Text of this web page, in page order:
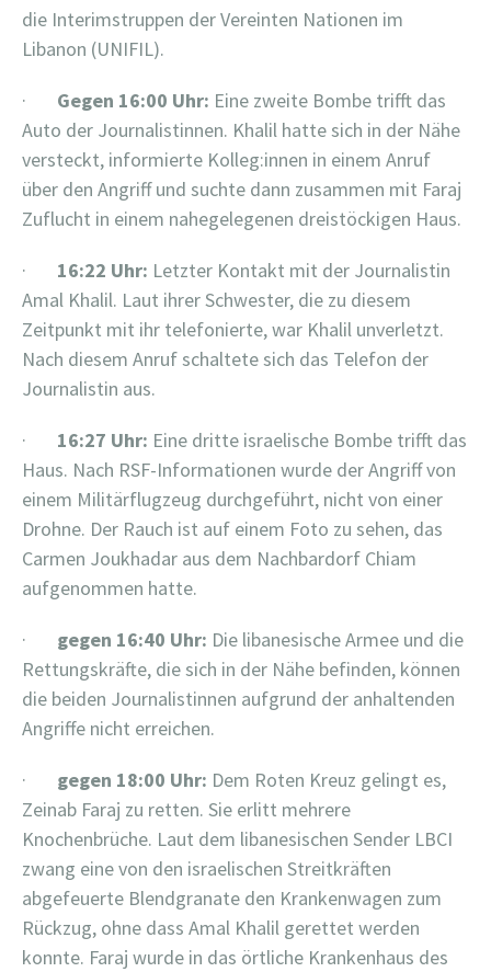
die Interimstruppen der Vereinten Nationen im
Libanon (UNIFIL).
· Gegen 16:00 Uhr: Eine zweite Bombe trifft das
Auto der Journalistinnen. Khalil hatte sich in der Nähe
versteckt, informierte Kolleg:innen in einem Anruf
über den Angriff und suchte dann zusammen mit Faraj
Zuflucht in einem nahegelegenen dreistöckigen Haus.
· 16:22 Uhr: Letzter Kontakt mit der Journalistin
Amal Khalil. Laut ihrer Schwester, die zu diesem
Zeitpunkt mit ihr telefonierte, war Khalil unverletzt.
Nach diesem Anruf schaltete sich das Telefon der
Journalistin aus.
· 16:27 Uhr: Eine dritte israelische Bombe trifft das
Haus. Nach RSF-Informationen wurde der Angriff von
einem Militärflugzeug durchgeführt, nicht von einer
Drohne. Der Rauch ist auf einem Foto zu sehen, das
Carmen Joukhadar aus dem Nachbardorf Chiam
aufgenommen hatte.
· gegen 16:40 Uhr: Die libanesische Armee und die
Rettungskräfte, die sich in der Nähe befinden, können
die beiden Journalistinnen aufgrund der anhaltenden
Angriffe nicht erreichen.
· gegen 18:00 Uhr: Dem Roten Kreuz gelingt es,
Zeinab Faraj zu retten. Sie erlitt mehrere
Knochenbrüche. Laut dem libanesischen Sender LBCI
zwang eine von den israelischen Streitkräften
abgefeuerte Blendgranate den Krankenwagen zum
Rückzug, ohne dass Amal Khalil gerettet werden
konnte. Faraj wurde in das örtliche Krankenhaus des